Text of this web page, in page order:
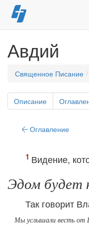
Перейти
к
Авдий
Священное Писание
Описание
Оглавление
Видение,
Эдом будет
Так говорит
Мы услышали весть от